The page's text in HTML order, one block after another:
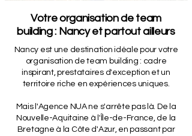
Votre organisation de team
building : Nancy et partout ailleurs
Nancy est une destination idéale pour votre
organisation de team building : cadre
inspirant, prestataires d'exception et un
territoire riche en expériences uniques.
Mais l'Agence NUA ne s'arrête pas là. De la
Nouvelle-Aquitaine à l'Île-de-France, de la
Bretagne à la Côte d'Azur, en passant par